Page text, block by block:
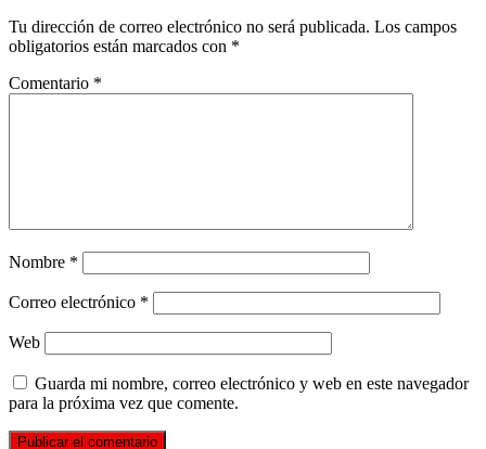
Tu dirección de correo electrónico no será publicada. Los campos
obligatorios están marcados con *
Comentario *
Nombre *
Correo electrónico *
Web
Guarda mi nombre, correo electrónico y web en este navegador
para la próxima vez que comente.